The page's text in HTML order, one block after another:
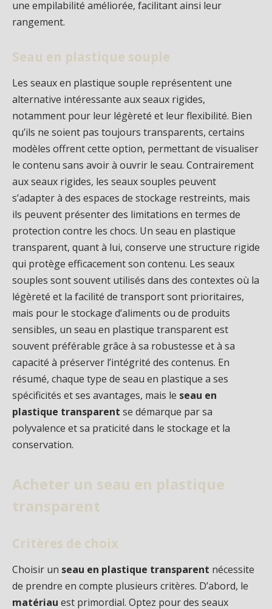
une empilabilité améliorée, facilitant ainsi leur
rangement.
Seau en plastique souple
Les seaux en plastique souple représentent une
alternative intéressante aux seaux rigides,
notamment pour leur légèreté et leur flexibilité. Bien
qu’ils ne soient pas toujours transparents, certains
modèles offrent cette option, permettant de visualiser
le contenu sans avoir à ouvrir le seau. Contrairement
aux seaux rigides, les seaux souples peuvent
s’adapter à des espaces de stockage restreints, mais
ils peuvent présenter des limitations en termes de
protection contre les chocs. Un seau en plastique
transparent, quant à lui, conserve une structure rigide
qui protège efficacement son contenu. Les seaux
souples sont souvent utilisés dans des contextes où la
légèreté et la facilité de transport sont prioritaires,
mais pour le stockage d’aliments ou de produits
sensibles, un seau en plastique transparent est
souvent préférable grâce à sa robustesse et à sa
capacité à préserver l’intégrité des contenus. En
résumé, chaque type de seau en plastique a ses
spécificités et ses avantages, mais le seau en
plastique transparent se démarque par sa
polyvalence et sa praticité dans le stockage et la
conservation.
Acheter un seau en plastique
transparent
Critères de choix
Choisir un seau en plastique transparent nécessite
de prendre en compte plusieurs critères. D’abord, le
matériau est primordial. Optez pour des seaux